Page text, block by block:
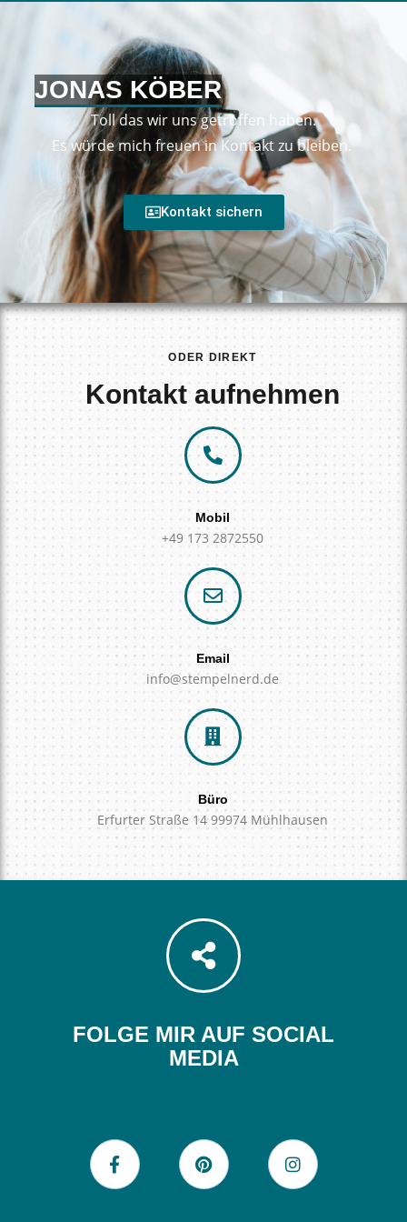
JONAS KÖBER
Toll das wir uns getroffen haben.
Es würde mich freuen in Kontakt zu bleiben.
Kontakt sichern
ODER DIREKT
Kontakt aufnehmen
Mobil
+49 173 2872550
Email
info@stempelnerd.de
Büro
Erfurter Straße 14 99974 Mühlhausen
FOLGE MIR AUF SOCIAL
MEDIA